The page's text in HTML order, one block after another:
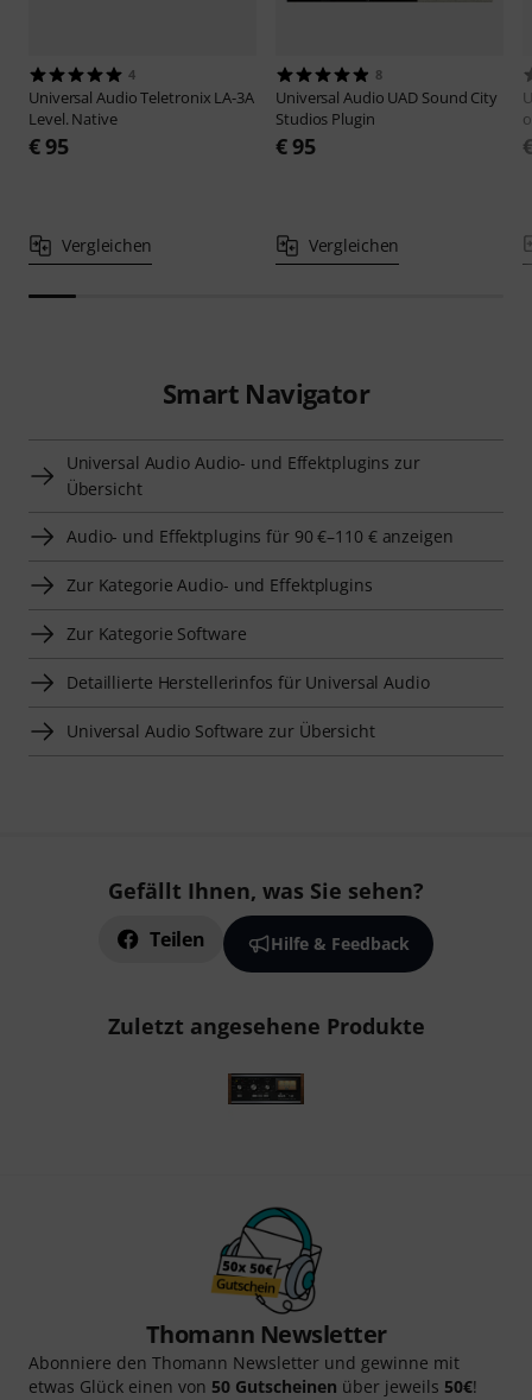
4
Universal AudioTeletronix LA-3A
Level. Native
€ 95
Vergleichen
8
Universal Audio UAD Sound City
Studios Plugin
€ 95
Vergleichen
Smart Navigator
Universal Audio Audio- und Effektplugins zur
Übersicht
Audio- und Effektplugins für 90 €–110 € anzeigen
Zur Kategorie Audio- und Effektplugins
Zur Kategorie Software
Detaillierte Herstellerinfos für Universal Audio
Universal Audio Software zur Übersicht
Gefällt Ihnen, was Sie sehen?
Teilen Hilfe & Feedback
Zuletzt angesehene Produkte
Thomann Newsletter
Abonniere den Thomann Newsletter und gewinne mit
etwas Glück einen von 50 Gutscheinen über jeweils 50€!